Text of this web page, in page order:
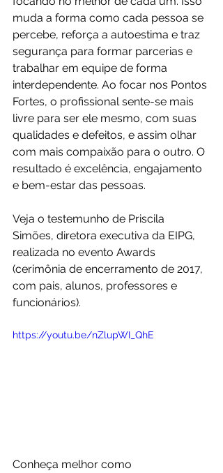
muda a forma como cada pessoa se
percebe, reforça a autoestima e traz
segurança para formar parcerias e
trabalhar em equipe de forma
interdependente. Ao focar nos Pontos
Fortes, o profissional sente-se mais
livre para ser ele mesmo, com suas
qualidades e defeitos, e assim olhar
com mais compaixão para o outro. O
resultado é excelência, engajamento
e bem-estar das pessoas.
Veja o testemunho de Priscila
Simões, diretora executiva da EIPG,
realizada no evento Awards
(cerimônia de encerramento de 2017,
com pais, alunos, professores e
funcionários).
https://youtu.be/nZlupWI_QhE
Conheça melhor como